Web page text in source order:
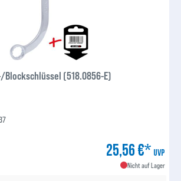
Blockschlüssel (518.0856-E)
25,56 €* UVP
Nicht auf Lager